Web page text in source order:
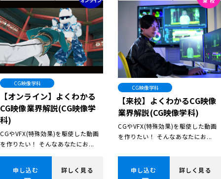
CG映像学科
【オンライン】よくわかる
CG映像業界解説(CG映像学
科)
CGやVFX(特殊効果)を駆使した動画
を作りたい！ そんなあなたにお...
申し込む 詳しく見る
CG映像学科
【来校】よくわかるCG映像
業界解説(CG映像学科)
CGやVFX(特殊効果)を駆使した動画
を作りたい！ そんなあなたにお...
申し込む 詳しく見る